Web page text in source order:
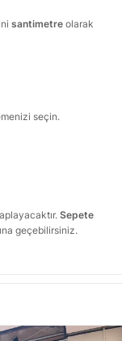
santimetre olarak
seçin.
Sepete
geçebilirsiniz.